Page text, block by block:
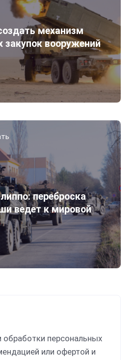
механизм
закупок вооружений
переброска
ведет к мировой
обработки персональных
или офертой и